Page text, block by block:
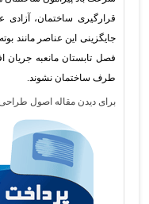
قرارگیری ساختمان، آزادی
جایگزینی این عناصر مانند
فصل تابستان مانعبه جریان
طرف ساختمان نشوند.
برای دیدن مقاله اصول